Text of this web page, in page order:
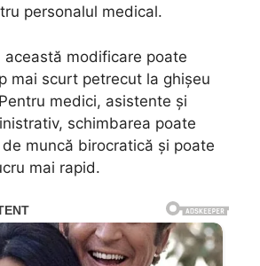
personalul medical.
această modificare poate
mai scurt petrecut la ghișeu
medici, asistente și
schimbarea poate
muncă birocratică și poate
mai rapid.